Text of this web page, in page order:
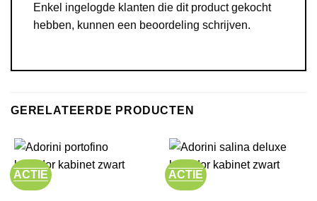
Enkel ingelogde klanten die dit product gekocht
hebben, kunnen een beoordeling schrijven.
GERELATEERDE PRODUCTEN
ACTIE ACTIE